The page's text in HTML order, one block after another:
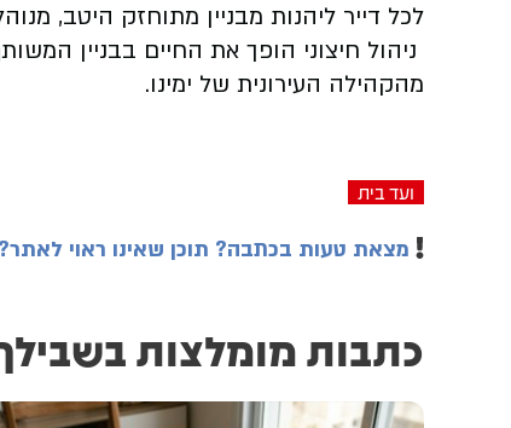
לכל דייר ליהנות מבניין מתוחזק היטב,
ניהול חיצוני הופך את החיים בבניין
מהקהילה העירונית של ימינו.
ועד בית
מצאת טעות בכתבה? תוכן שאינו ראוי לאתר?
כתבות מומלצות